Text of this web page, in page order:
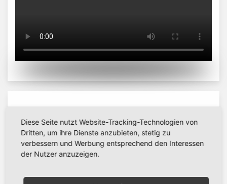
Elterninformationen für
Jahrgangsstufe 4 (Übertrittsinfos)
pdf
Diese Seite nutzt Website-Tracking-Technologien von
Dritten, um ihre Dienste anzubieten, stetig zu
verbessern und Werbung entsprechend den Interessen
der Nutzer anzuzeigen.